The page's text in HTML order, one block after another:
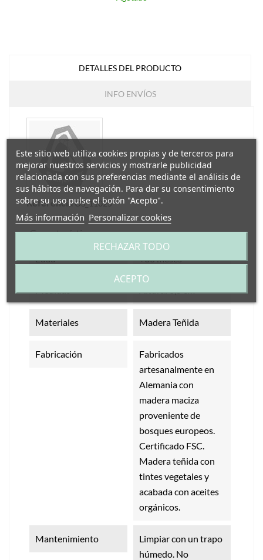
DETALLES DEL PRODUCTO
INFO ENVÍOS
ReferenciaOS_11025
Características
Edad +36 meses
Medidas Altura: 6,5 cm
Materiales Madera Teñida
Fabricación
Fabricados
artesanalmente en
Alemania con
madera maciza
proveniente de
bosques europeos.
Certificado FSC.
Madera teñida con
tintes vegetales y
acabada con aceites
orgánicos.
Mantenimiento
Limpiar con un trapo
húmedo. No
Este sitio web utiliza cookies propias y de terceros para
mejorar nuestros servicios y mostrarle publicidad
relacionada con sus preferencias mediante el análisis de
sus hábitos de navegación. Para dar su consentimiento
sobre su uso pulse el botón "Acepto".
Más información Personalizar cookies
RECHAZAR TODO
ACEPTO